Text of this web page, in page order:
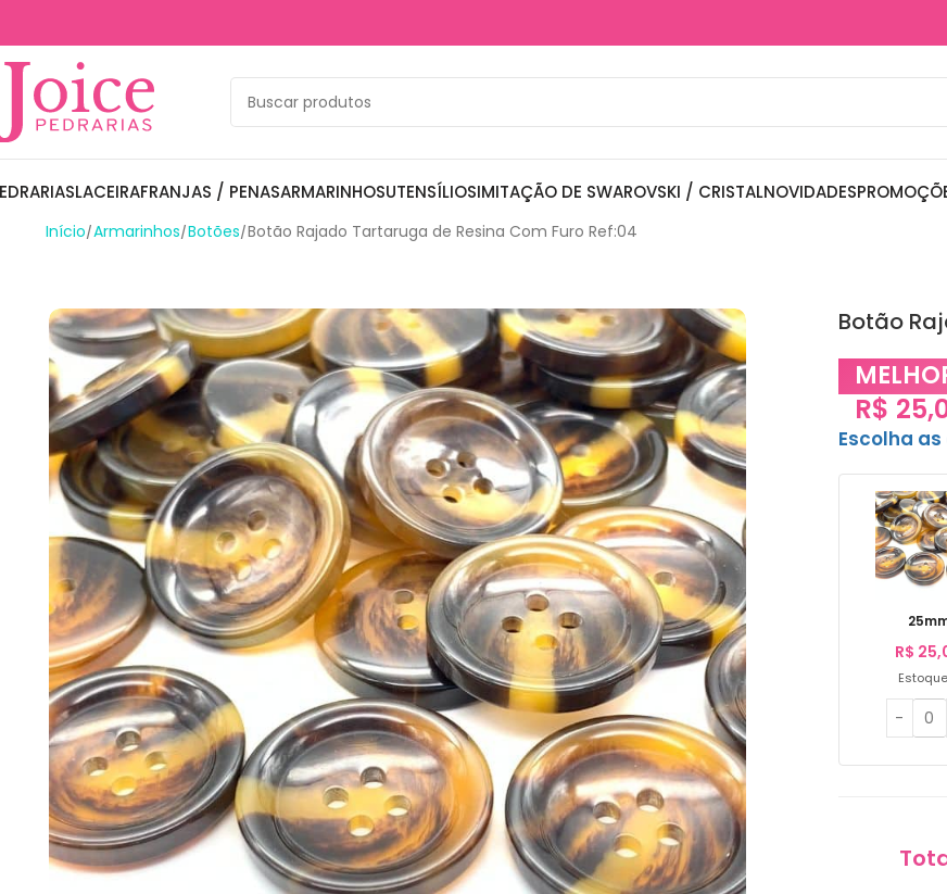
LACEIRAFRANJAS / PENASARMARINHOSUTENSÍLIOSIMITAÇÃO DE SWAROVSKI / CRISTALNOVIDADES
Início Armarinhos Botões Botão Rajado Tartaruga de Resina Com Furo Ref:04
Botão
R$
Escolha
R$